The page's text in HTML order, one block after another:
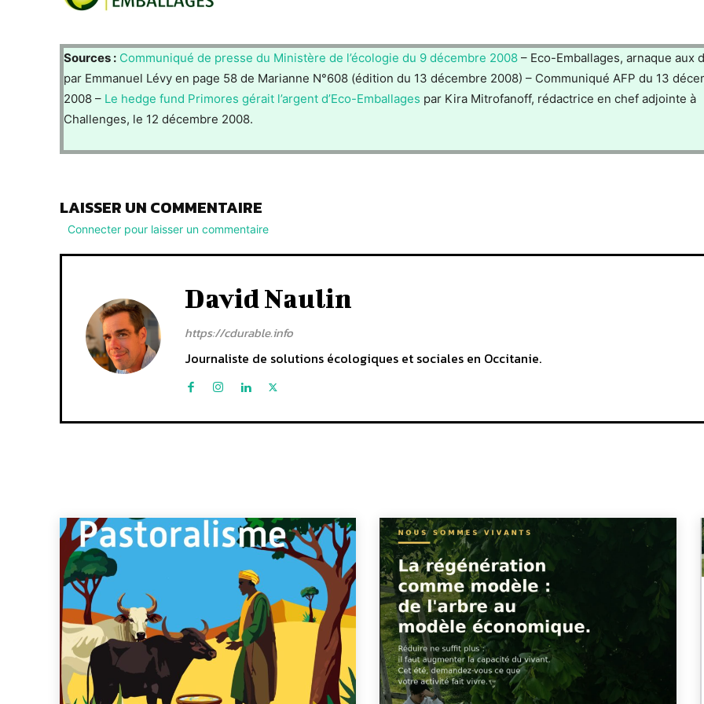
Sources : Communiqué de presse du Ministère de l’écologie du 9 décembre 2008 – Eco-Emballages, arnaque aux
par Emmanuel Lévy en page 58 de Marianne N°608 (édition du 13 décembre 2008) – Communiqué AFP du 13
2008 – Le hedge fund Primores gérait l’argent d’Eco-Emballages par Kira Mitrofanoff, rédactrice en chef adjointe à
Challenges, le 12 décembre 2008.
LAISSER UN COMMENTAIRE
Connecter pour laisser un commentaire
David Naulin
https://cdurable.info
Journaliste de solutions écologiques et sociales en Occitanie.